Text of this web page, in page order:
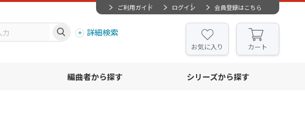
ご利用ガイド ログイン 会員登録はこちら
詳細検索
お気に入り カート
編曲者から探す シリーズから探す